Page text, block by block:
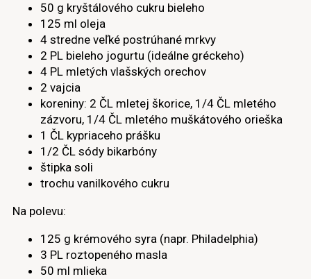
50 g kryštálového cukru bieleho
125 ml oleja
4 stredne veľké postrúhané mrkvy
2 PL bieleho jogurtu (ideálne gréckeho)
4 PL mletých vlašských orechov
2 vajcia
koreniny: 2 ČL mletej škorice, 1/4 ČL mletého
zázvoru, 1/4 ČL mletého muškátového orieška
1 ČL kypriaceho prášku
1/2 ČL sódy bikarbóny
štipka soli
trochu vanilkového cukru
Na polevu:
125 g krémového syra (napr. Philadelphia)
3 PL roztopeného masla
50 ml mlieka